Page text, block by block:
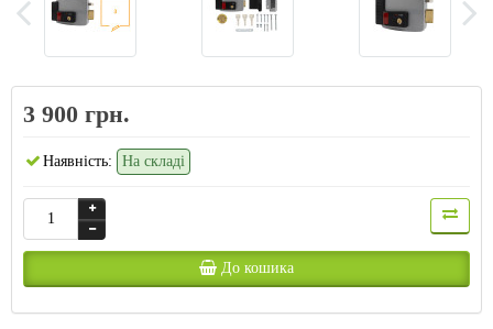
3 900 грн.
Наявність: На складі
До кошика